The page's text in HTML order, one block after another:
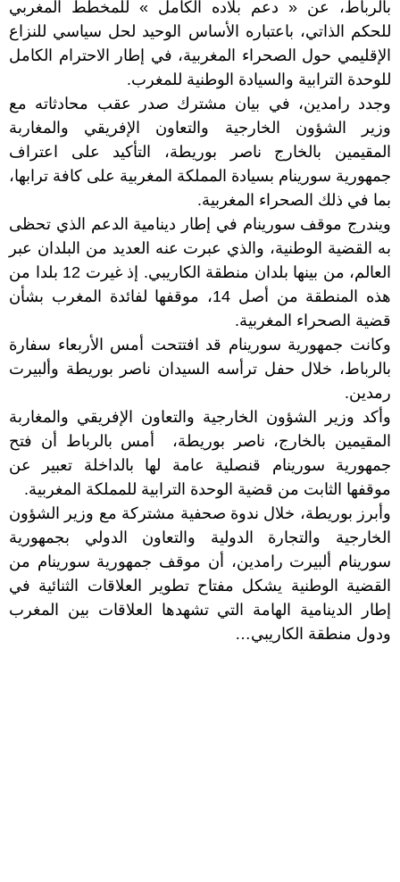
بالرباط، عن « دعم بلاده الكامل » للمخطط المغربي
للحكم الذاتي، باعتباره الأساس الوحيد لحل سياسي للنزاع
الإقليمي حول الصحراء المغربية، في إطار الاحترام الكامل
للوحدة الترابية والسيادة الوطنية للمغرب.
وجدد رامدين، في بيان مشترك صدر عقب محادثاته مع
وزير الشؤون الخارجية والتعاون الإفريقي والمغاربة
المقيمين بالخارج ناصر بوريطة، التأكيد على اعتراف
جمهورية سورينام بسيادة المملكة المغربية على كافة ترابها،
بما في ذلك الصحراء المغربية.
ويندرج موقف سورينام في إطار دينامية الدعم الذي تحظى
به القضية الوطنية، والذي عبرت عنه العديد من البلدان عبر
العالم، من بينها بلدان منطقة الكاريبي. إذ غيرت 12 بلدا من
هذه المنطقة من أصل 14، موقفها لفائدة المغرب بشأن
قضية الصحراء المغربية.
وكانت جمهورية سورينام قد افتتحت أمس الأربعاء سفارة
بالرباط، خلال حفل ترأسه السيدان ناصر بوريطة وألبيرت
رمدين.
وأكد وزير الشؤون الخارجية والتعاون الإفريقي والمغاربة
المقيمين بالخارج، ناصر بوريطة، أمس بالرباط أن فتح
جمهورية سورينام قنصلية عامة لها بالداخلة تعبير عن
موقفها الثابت من قضية الوحدة الترابية للمملكة المغربية.
وأبرز بوريطة، خلال ندوة صحفية مشتركة مع وزير الشؤون
الخارجية والتجارة الدولية والتعاون الدولي بجمهورية
سورينام ألبيرت رامدين، أن موقف جمهورية سورينام من
القضية الوطنية يشكل مفتاح تطوير العلاقات الثنائية في
إطار الدينامية الهامة التي تشهدها العلاقات بين المغرب
ودول منطقة الكاريبي…